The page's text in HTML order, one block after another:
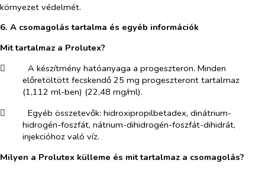
környezet védelmét.
6. A csomagolás tartalma és egyéb információk
Mit tartalmaz a Prolutex?
​
A készítmény hatóanyaga a progeszteron. Minden
előretöltött fecskendő 25 mg progeszteront tartalmaz
(1,112 ml-ben) (22,48 mg/ml).
​
Egyéb összetevők: hidroxipropilbetadex, dinátrium-
hidrogén-foszfát, nátrium-dihidrogén-foszfát-dihidrát,
injekcióhoz való víz.
Milyen a Prolutex külleme és mit tartalmaz a csomagolás?